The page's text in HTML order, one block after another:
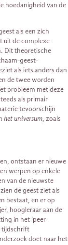
hoedanigheid van de
als een zich
uit de complexe
Dit theoretische
geest-
als iets anders dan
de twee worden
probleem met deze
als primair
tevoorschijn
het universum, zoals
ontstaan ​​er nieuwe
werpen op enkele
van de nieuwste
de geest ziet als
bestaat, en er op
hoogleraar aan de
in het ‘peer-
tijdschrift
doet naar het